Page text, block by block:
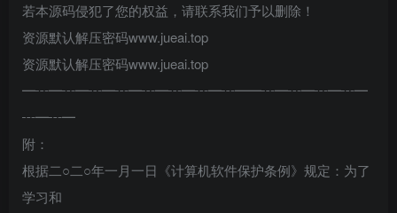
若本源码侵犯了您的权益，请联系我们予以删除！
资源默认解压密码www.jueai.top
资源默认解压密码www.jueai.top
━┅━┅━┅━┅━┅━┅━┅━┅━━┅━┅━┅━┅━
┅━┅━
附：
根据二○二○年一月一日《计算机软件保护条例》规定：为了
学习和